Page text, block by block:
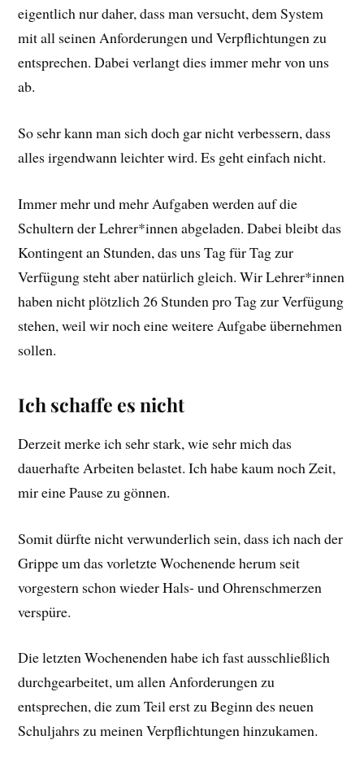
eigentlich nur daher, dass man versucht, dem System
mit all seinen Anforderungen und Verpflichtungen zu
entsprechen. Dabei verlangt dies immer mehr von uns
ab.
So sehr kann man sich doch gar nicht verbessern, dass
alles irgendwann leichter wird. Es geht einfach nicht.
Immer mehr und mehr Aufgaben werden auf die
Schultern der Lehrer*innen abgeladen. Dabei bleibt das
Kontingent an Stunden, das uns Tag für Tag zur
Verfügung steht aber natürlich gleich. Wir Lehrer*innen
haben nicht plötzlich 26 Stunden pro Tag zur Verfügung
stehen, weil wir noch eine weitere Aufgabe übernehmen
sollen.
Ich schaffe es nicht
Derzeit merke ich sehr stark, wie sehr mich das
dauerhafte Arbeiten belastet. Ich habe kaum noch Zeit,
mir eine Pause zu gönnen.
Somit dürfte nicht verwunderlich sein, dass ich nach der
Grippe um das vorletzte Wochenende herum seit
vorgestern schon wieder Hals- und Ohrenschmerzen
verspüre.
Die letzten Wochenenden habe ich fast ausschließlich
durchgearbeitet, um allen Anforderungen zu
entsprechen, die zum Teil erst zu Beginn des neuen
Schuljahrs zu meinen Verpflichtungen hinzukamen.